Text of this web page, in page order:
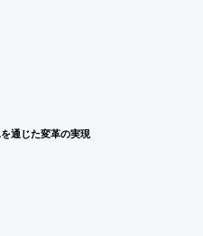
じた変革の実現